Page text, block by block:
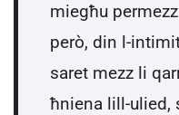
miegħu
però, din l-
saret mezz li
ħniena lill-ulied,